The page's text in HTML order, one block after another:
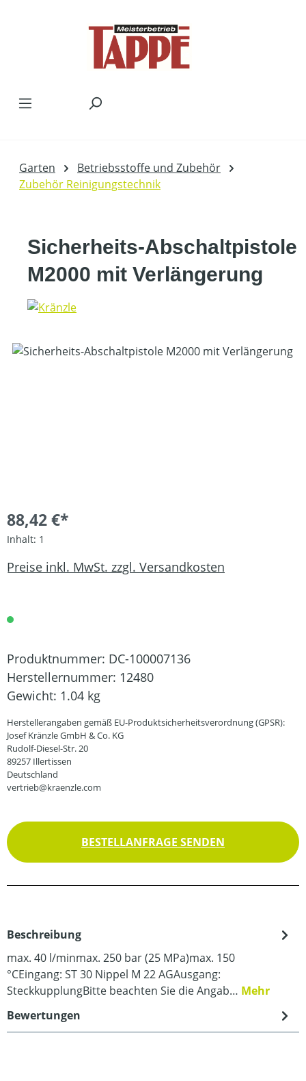
Garten
Betriebsstoffe und Zubehör
Zubehör Reinigungstechnik
Sicherheits-Abschaltpistole
M2000 mit Verlängerung
Bildergalerie überspringen
88,42 €*
Inhalt: 1
Preise inkl. MwSt. zzgl. Versandkosten
Produktnummer: DC-100007136
Herstellernummer: 12480
Gewicht: 1.04 kg
Herstellerangaben gemäß EU-Produktsicherheitsverordnung (GPSR):
Josef Kränzle GmbH & Co. KG
Rudolf-Diesel-Str. 20
89257 Illertissen
Deutschland
vertrieb@kraenzle.com
BESTELLANFRAGE SENDEN
Beschreibung
max. 40 l/minmax. 250 bar (25 MPa)max. 150
°CEingang: ST 30 Nippel M 22 AGAusgang:
SteckkupplungBitte beachten Sie die Angab… Mehr
Bewertungen